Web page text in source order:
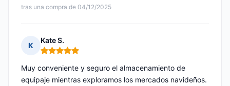
tras una compra de 04/12/2025
K
Kate S.
Nota: 5 de 5
Muy conveniente y seguro el almacenamiento de
equipaje mientras exploramos los mercados navideños.